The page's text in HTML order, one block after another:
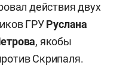
действия двух
ГРУРуслана
, якобы
Скрипаля.